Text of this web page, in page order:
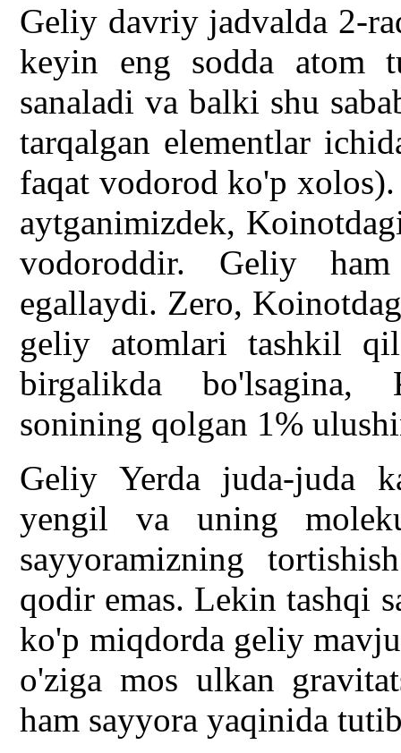
Geliy davriy jadvalda 2-
keyin eng sodda atom
sanaladi va balki shu
tarqalgan elementlar
faqat vodorod ko'p
aytganimizdek,
vodoroddir. Geliy
egallaydi. Zero,
geliy atomlari tashkil
birgalikda bo'lsagina,
sonining qolgan 1%
Geliy Yerda juda-juda
yengil va uning
sayyoramizning
qodir emas. Lekin tashqi
ko'p miqdorda geliy
o'ziga mos ulkan
ham sayyora yaqinida